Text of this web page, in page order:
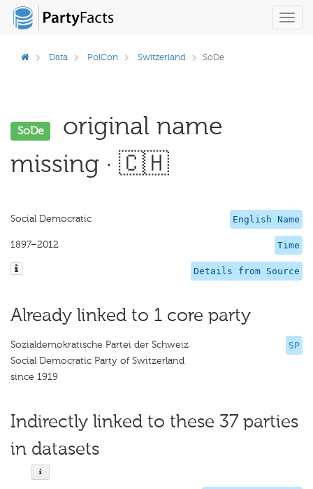
Data PolCon Switzerland SoDe
SoDe
original name
missing · 🇨🇭
English Name
Social Democratic
Time
1897–2012
Details from Source
Already linked to 1 core party
SP
Sozialdemokratische Partei der Schweiz
Social Democratic Party of Switzerland
since 1919
Indirectly linked to these 37 parties
in datasets